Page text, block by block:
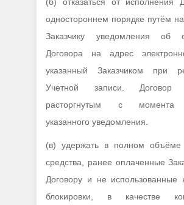
одностороннем порядке путём
Заказчику уведомления об
Договора на адрес
указанный Заказчиком при
Учетной записи. Договор
расторгнутым с момента
указанного уведомления.
(в) удержать в полном объёме
средства, ранее оплаченные
Договору и не использованные
блокировки, в качестве